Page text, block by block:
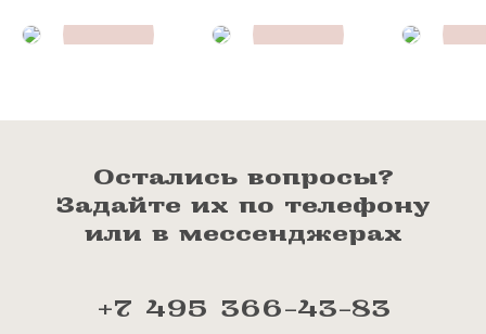
Остались вопросы?
Задайте их по телефону
или в мессенджерах
+7 495 366-43-83